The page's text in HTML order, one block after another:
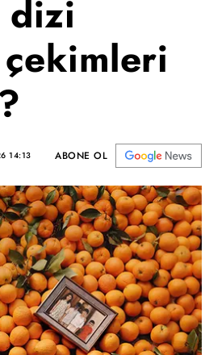
dizi
14:13 ABONE OL